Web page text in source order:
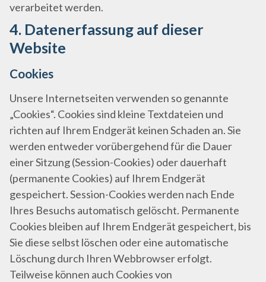
verarbeitet werden.
4. Datenerfassung auf dieser
Website
Cookies
Unsere Internetseiten verwenden so genannte
„Cookies“. Cookies sind kleine Textdateien und
richten auf Ihrem Endgerät keinen Schaden an. Sie
werden entweder vorübergehend für die Dauer
einer Sitzung (Session-Cookies) oder dauerhaft
(permanente Cookies) auf Ihrem Endgerät
gespeichert. Session-Cookies werden nach Ende
Ihres Besuchs automatisch gelöscht. Permanente
Cookies bleiben auf Ihrem Endgerät gespeichert, bis
Sie diese selbst löschen oder eine automatische
Löschung durch Ihren Webbrowser erfolgt.
Teilweise können auch Cookies von